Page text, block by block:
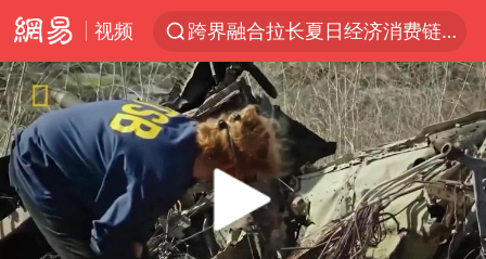
视频
跨界融合拉长夏日经济消费链条
上海：5号线16号线浦江线全线停运
白海豚逼近浙闽沿海
今日15时起福州地铁高架区段停运
国足U17与阿森纳决赛取消 并列冠军
王艺迪2-4不敌张本美和止步4强